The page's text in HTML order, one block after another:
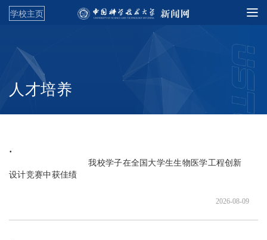
学校主页
人才培养
                               我校学子在全国大学生生物医学工程创新
设计竞赛中获佳绩
2026-08-09